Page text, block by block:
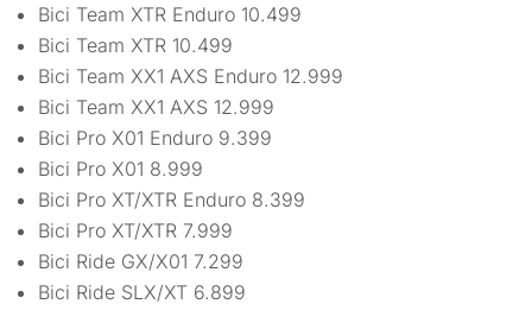
Bici Team XTR Enduro 10.499
Bici Team XTR 10.499
Bici Team XX1 AXS Enduro 12.999
Bici Team XX1 AXS 12.999
Bici Pro X01 Enduro 9.399
Bici Pro X01 8.999
Bici Pro XT/XTR Enduro 8.399
Bici Pro XT/XTR 7.999
Bici Ride GX/X01 7.299
Bici Ride SLX/XT 6.899